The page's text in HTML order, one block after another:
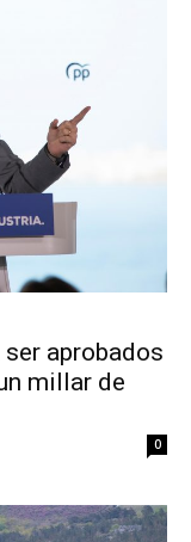
aprobados
millar de
0